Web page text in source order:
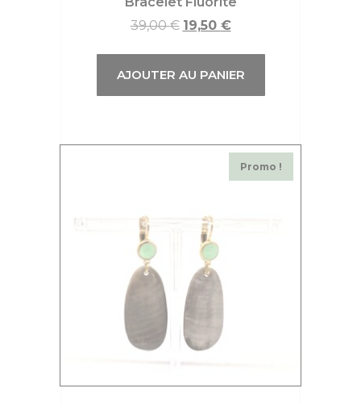
39,00€ 19,50 €
AJOUTER AU PANIER
Promo !